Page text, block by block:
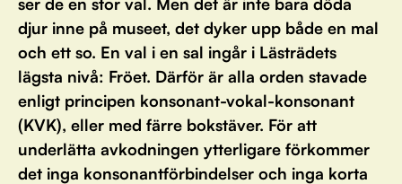
djur inne på museet, det dyker upp både en mal
och ett so. En val i en sal ingår i Lästrädets
lägsta nivå: Fröet. Därför är alla orden stavade
enligt principen konsonant-vokal-konsonant
(KVK), eller med färre bokstäver. För att
underlätta avkodningen ytterligare förkommer
det inga konsonantförbindelser och inga korta